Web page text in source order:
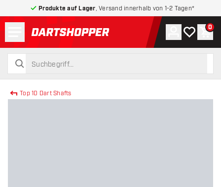
Produkte auf Lager , Versand innerhalb von 1-2 Tagen*
zurück zur Startseite
suchen
suchen
Konto
Meine 0
Top 10 Dart Shafts